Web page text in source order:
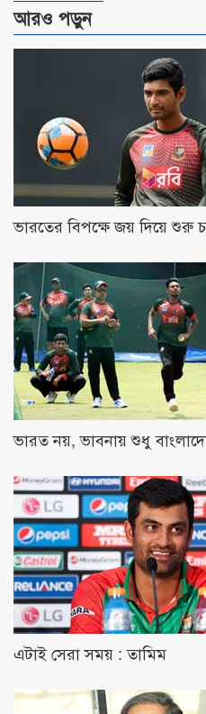
আরও পড়ুন
ভারতের বিপক্ষে জয় দিয়ে শুরু
ভারত নয়, ভাবনায় শুধু
এটাই সেরা সময় : তামিম